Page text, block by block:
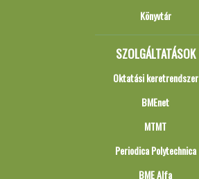
Könyvtár
SZOLGÁLTATÁSOK
Oktatási keretrendszer
BMEnet
MTMT
Periodica Polytechnica
BME Alfa